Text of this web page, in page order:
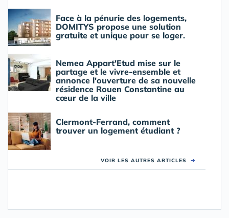
Face à la pénurie des logements,
DOMITYS propose une solution
gratuite et unique pour se loger.
Nemea Appart'Etud mise sur le
partage et le vivre-ensemble et
annonce l'ouverture de sa nouvelle
résidence Rouen Constantine au
cœur de la ville
Clermont-Ferrand, comment
trouver un logement étudiant ?
VOIR LES AUTRES ARTICLES ➜